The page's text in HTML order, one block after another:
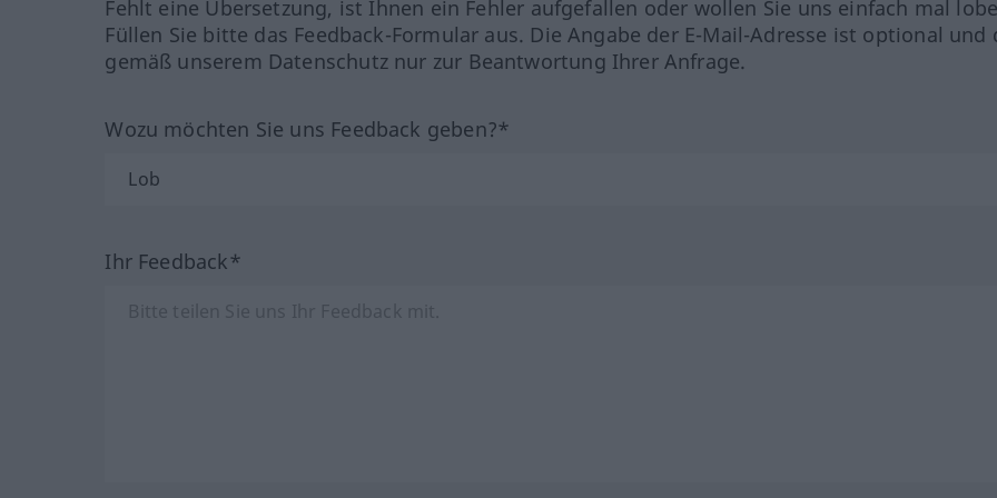
Fehlt eine Übersetzung, ist Ihnen ein Fehler aufgefallen oder wollen Sie uns einfach mal
Füllen Sie bitte das Feedback-Formular aus. Die Angabe der E-Mail-Adresse ist optional und
gemäß unserem Datenschutz nur zur Beantwortung Ihrer Anfrage.
Wozu möchten Sie uns Feedback geben?*
Ihr Feedback*